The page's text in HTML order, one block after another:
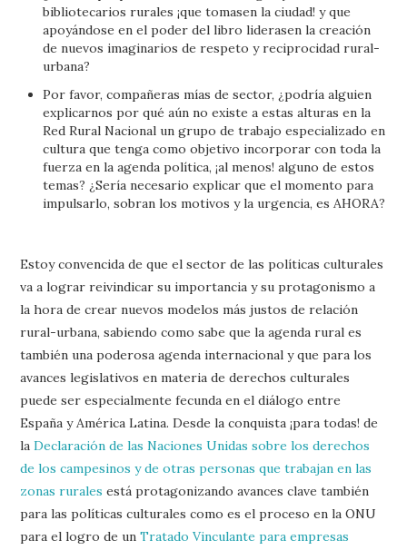
bibliotecarios rurales ¡que tomasen la ciudad! y que
apoyándose en el poder del libro liderasen la creación
de nuevos imaginarios de respeto y reciprocidad rural-
urbana?
Por favor, compañeras mías de sector, ¿podría alguien
explicarnos por qué aún no existe a estas alturas en la
Red Rural Nacional un grupo de trabajo especializado en
cultura que tenga como objetivo incorporar con toda la
fuerza en la agenda política, ¡al menos! alguno de estos
temas? ¿Sería necesario explicar que el momento para
impulsarlo, sobran los motivos y la urgencia, es AHORA?
Estoy convencida de que el sector de las políticas culturales
va a lograr reivindicar su importancia y su protagonismo a
la hora de crear nuevos modelos más justos de relación
rural-urbana, sabiendo como sabe que la agenda rural es
también una poderosa agenda internacional y que para los
avances legislativos en materia de derechos culturales
puede ser especialmente fecunda en el diálogo entre
España y América Latina. Desde la conquista ¡para todas! de
laDeclaración de las Naciones Unidas sobre los derechos
de los campesinos y de otras personas que trabajan en las
zonas rurales está protagonizando avances clave también
para las políticas culturales como es el proceso en la ONU
para el logro de unTratado Vinculante para empresas